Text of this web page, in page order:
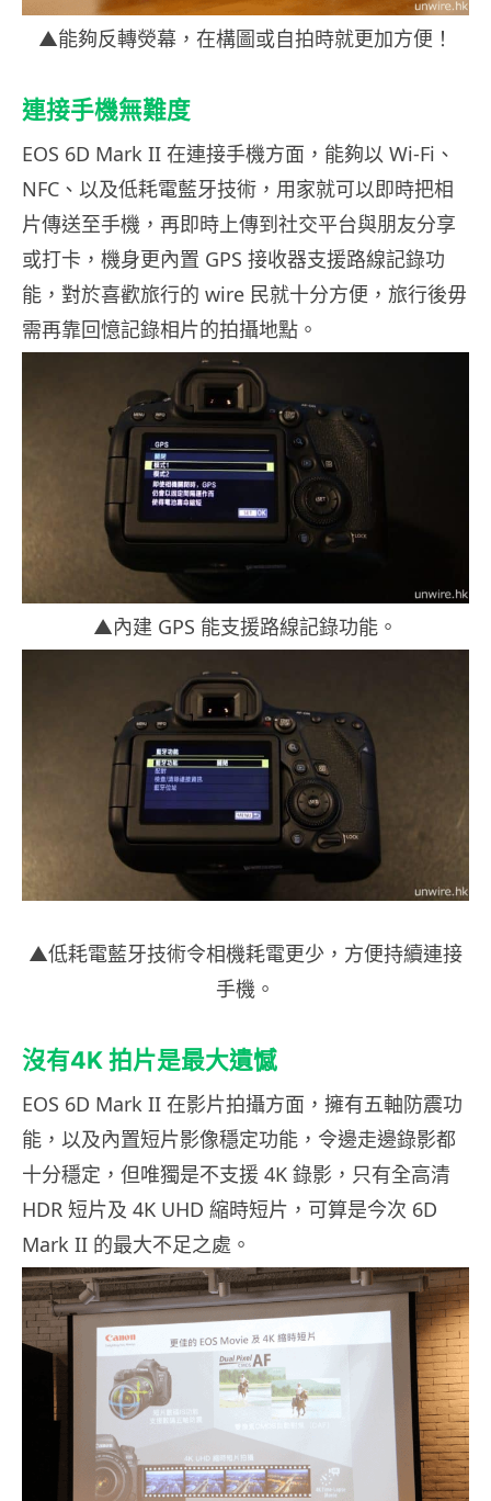
▲能夠反轉熒幕，在構圖或自拍時就更加方便！
連接手機無難度
EOS 6D Mark II 在連接手機方面，能夠以 Wi-Fi、
NFC、以及低耗電藍牙技術，用家就可以即時把相
片傳送至手機，再即時上傳到社交平台與朋友分享
或打卡，機身更內置 GPS 接收器支援路線記錄功
能，對於喜歡旅行的 wire 民就十分方便，旅行後毋
需再靠回憶記錄相片的拍攝地點。
▲內建 GPS 能支援路線記錄功能。
▲低耗電藍牙技術令相機耗電更少，方便持續連接
手機。
沒有4K 拍片是最大遺憾
EOS 6D Mark II 在影片拍攝方面，擁有五軸防震功
能，以及內置短片影像穩定功能，令邊走邊錄影都
十分穩定，但唯獨是不支援 4K 錄影，只有全高清
HDR 短片及 4K UHD 縮時短片，可算是今次 6D
Mark II 的最大不足之處。